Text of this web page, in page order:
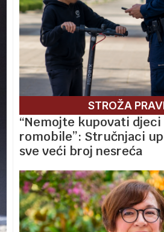
STROŽA
“Nemojte kupovati
romobile”: Stručnjaci
sve veći broj nesreća